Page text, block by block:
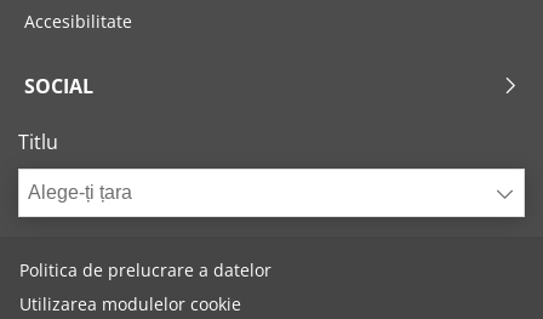
Accesibilitate
SOCIAL
Titlu
Alege-ți țara
Politica de prelucrare a datelor
Utilizarea modulelor cookie